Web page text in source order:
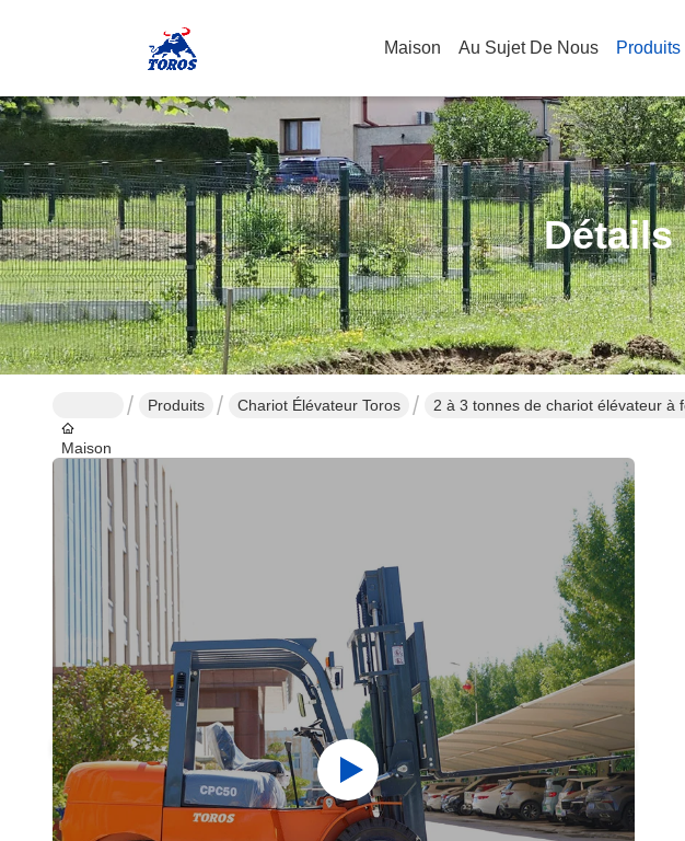
Maison Au Sujet De Nous Produits
Détails
Maison
Produits Chariot Élévateur Toros 2 à 3 tonnes de chariot élévateur à